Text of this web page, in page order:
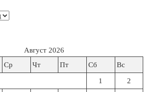
Август 2026
Ср Чт Пт Сб Вс
1 2